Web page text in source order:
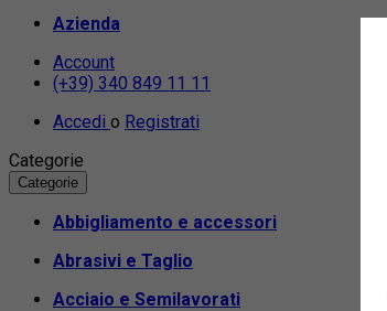
Azienda
Account
(+39) 340 849 11 11
Accedi o Registrati
Categorie
Categorie
Abbigliamento e accessori
Abrasivi e Taglio
Acciaio e Semilavorati